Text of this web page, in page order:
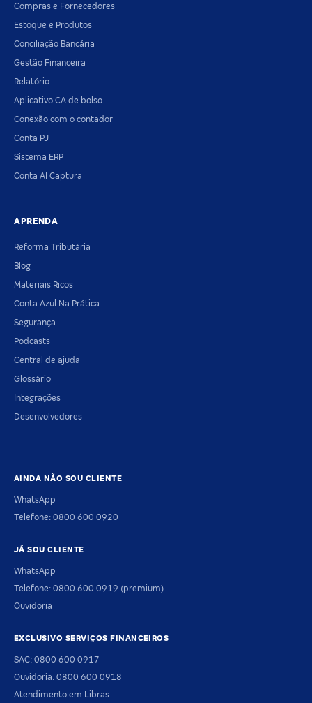
Compras e Fornecedores
Estoque e Produtos
Conciliação Bancária
Gestão Financeira
Relatório
Aplicativo CA de bolso
Conexão com o contador
Conta PJ
Sistema ERP
Conta AI Captura
APRENDA
Reforma Tributária
Blog
Materiais Ricos
Conta Azul Na Prática
Segurança
Podcasts
Central de ajuda
Glossário
Integrações
Desenvolvedores
AINDA NÃO SOU CLIENTE
WhatsApp
Telefone: 0800 600 0920
JÁ SOU CLIENTE
WhatsApp
Telefone: 0800 600 0919 (premium)
Ouvidoria
EXCLUSIVO SERVIÇOS FINANCEIROS
SAC: 0800 600 0917
Ouvidoria: 0800 600 0918
Atendimento em Libras